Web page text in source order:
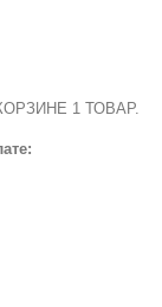
1 ТОВАР.